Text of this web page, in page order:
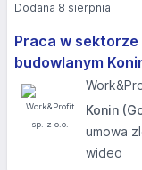
Praca w sektorze
budowlanym
Konin
umowa
wideo
Dodana 8 sierpnia